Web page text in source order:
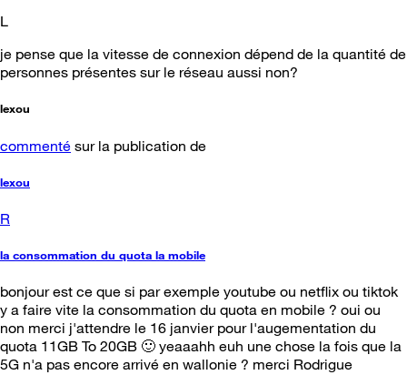
L
je pense que la vitesse de connexion dépend de la quantité de
personnes présentes sur le réseau aussi non?
lexou
commenté sur la publication de
lexou
R
la consommation du quota la mobile
bonjour est ce que si par exemple youtube ou netflix ou tiktok
y a faire vite la consommation du quota en mobile ? oui ou
non merci j'attendre le 16 janvier pour l'augementation du
quota 11GB To 20GB 🙂 yeaaahh euh une chose la fois que la
5G n'a pas encore arrivé en wallonie ? merci Rodrigue